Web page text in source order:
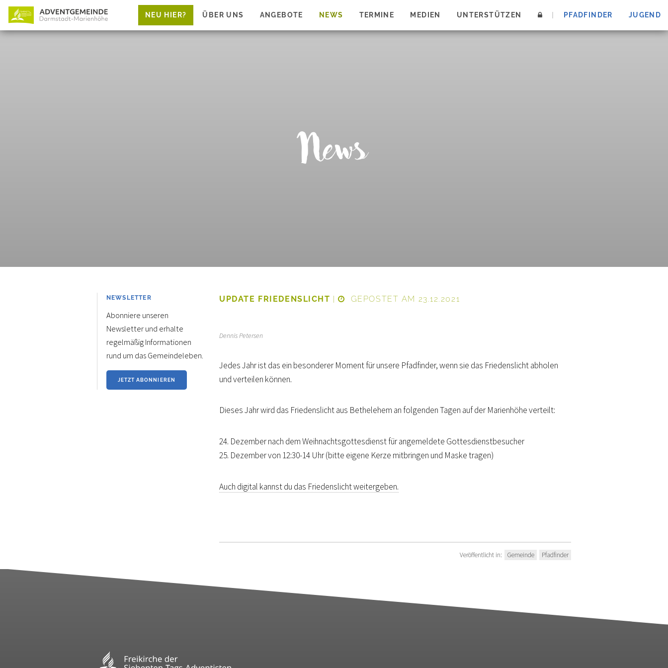
NEU HIER? ÜBER UNS ANGEBOTE NEWS TERMINE MEDIEN UNTERSTÜTZEN PFADFINDER JUGEND
News
NEWSLETTER
Abonniere unseren
Newsletter und erhalte
regelmäßig Informationen
rund um das Gemeindeleben.
JETZT ABONNIEREN
UPDATE FRIEDENSLICHT | GEPOSTET AM 23.12.2021
Dennis Petersen
Jedes Jahr ist das ein besonderer Moment für unsere Pfadfinder, wenn sie das Friedenslicht abholen
und verteilen können.
Dieses Jahr wird das Friedenslicht aus Bethelehem an folgenden Tagen auf der Marienhöhe verteilt:
24. Dezember nach dem Weihnachtsgottesdienst für angemeldete Gottesdienstbesucher
25. Dezember von 12:30-14 Uhr (bitte eigene Kerze mitbringen und Maske tragen)
Auch digital kannst du das Friedenslicht weitergeben.
Veröffentlicht in: Gemeinde Pfadfinder